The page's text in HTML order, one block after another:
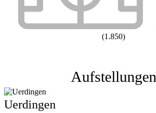
(1.850)
Aufstellungen
Uerdingen